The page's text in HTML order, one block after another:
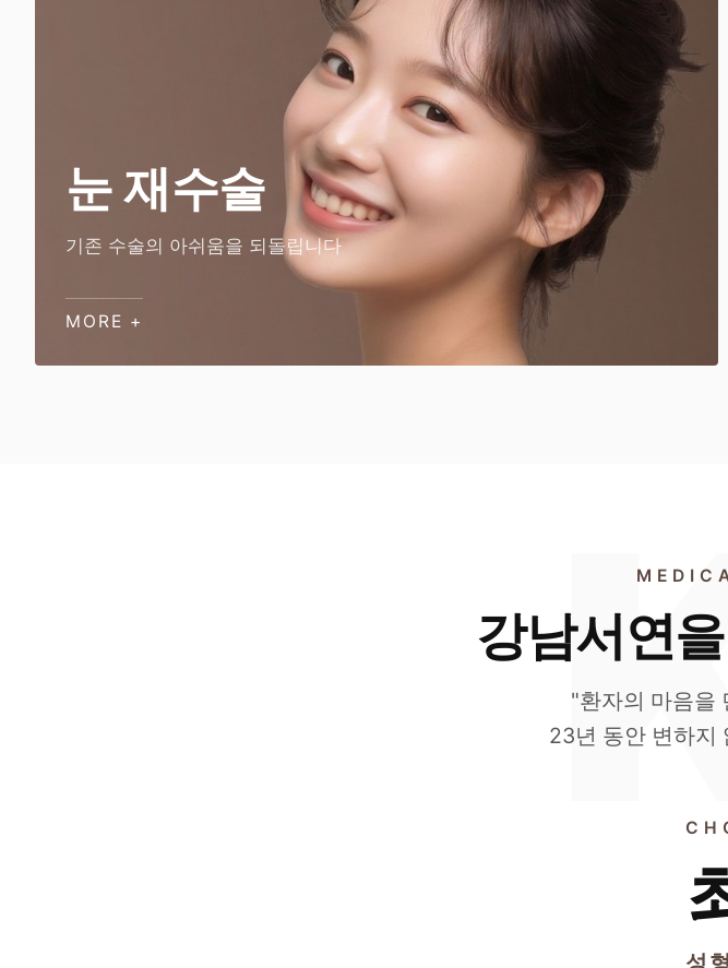
눈 재수술
기존 수술의 아쉬움을 되돌립니다
MORE +
강남서연
"환자의 마음을
23년 동안 변하지
성